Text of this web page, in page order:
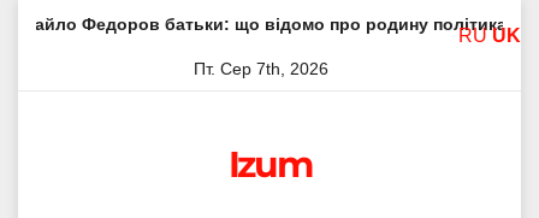
батьки: що відомо про родину політика Молитва
Пт. Сер 7th, 2026
Izum
RU UK